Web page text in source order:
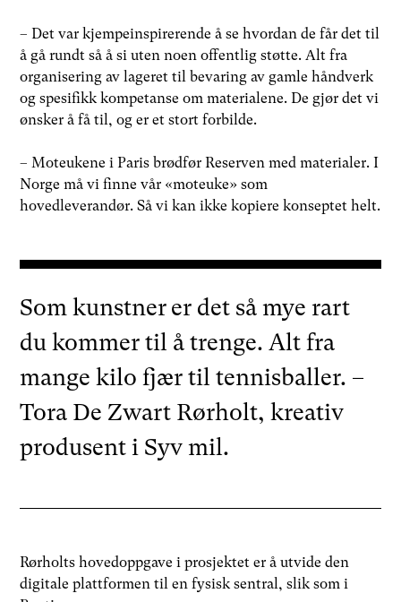
– Det var kjempeinspirerende å se hvordan de får det til
å gå rundt så å si uten noen offentlig støtte. Alt fra
organisering av lageret til bevaring av gamle håndverk
og spesifikk kompetanse om materialene. De gjør det vi
ønsker å få til, og er et stort forbilde.
– Moteukene i Paris brødfør Reserven med materialer. I
Norge må vi finne vår «moteuke» som
hovedleverandør. Så vi kan ikke kopiere konseptet helt.
Som kunstner er det så mye rart
du kommer til å trenge. Alt fra
mange kilo fjær til tennisballer. –
Tora De Zwart Rørholt, kreativ
produsent i Syv mil.
Rørholts hovedoppgave i prosjektet er å utvide den
digitale plattformen til en fysisk sentral, slik som i